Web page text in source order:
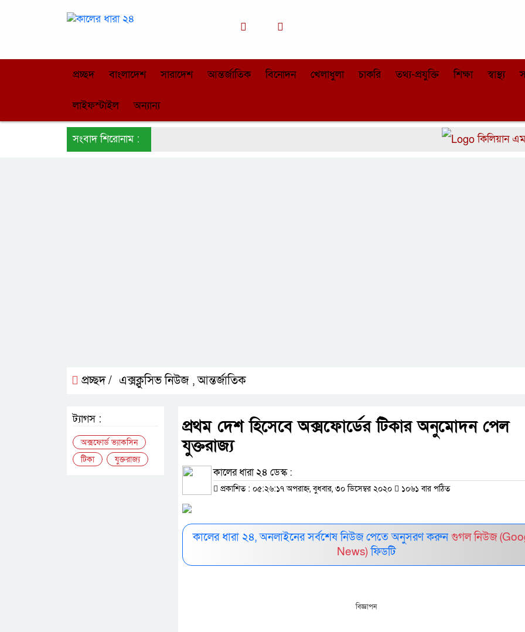
প্রচ্ছদ বাংলাদেশ সারাদেশ আন্তর্জাতিক বিনোদন খেলাধুলা চাকরি তথ্য-প্রযুক্তি শিক্ষা স্বাস্থ্য
লাইফস্টাইল অন্যান্য
সংবাদ শিরোনাম : কিলিয়ান
প্রচ্ছদ / এক্সক্লুসিভ নিউজ ,আন্তর্জাতিক
প্রথম দেশ হিসেবে অক্সফোর্ডের টিকার অনুমোদন পেল
যুক্তরাজ্য
কালের ধারা ২৪ ডেস্ক :
প্রকাশিত : ০৫:২৬:১৭ অপরাহ্ন, বুধবার, ৩০ ডিসেম্বর ২০২০ ১০৬১ বার পঠিত
কালের ধারা ২৪, অনলাইনের সর্বশেষ নিউজ পেতে অনুসরণ করুনগুগল নিউজ
News) ফিডটি
বিজ্ঞাপন
ট্যাগস :
অক্সফোর্ড ভ্যাকসিন
টিকা
যুক্তরাজ্য